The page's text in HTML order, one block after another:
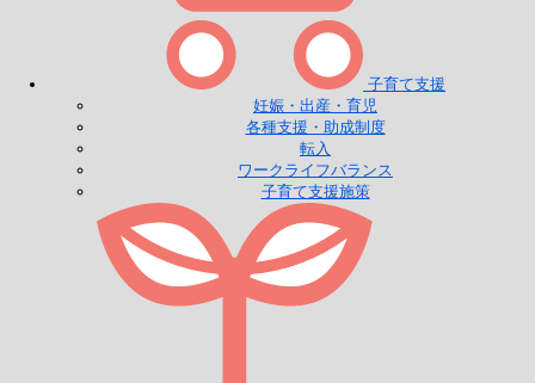
子育て支援
妊娠・出産・育児
各種支援・助成制度
転入
ワークライフバランス
子育て支援施策